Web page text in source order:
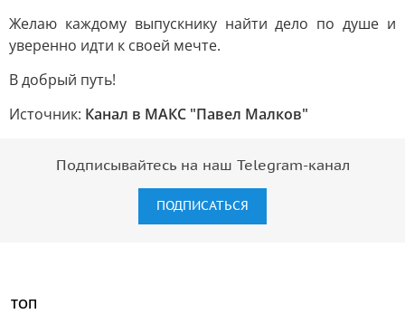
Желаю каждому выпускнику найти дело по душе и
уверенно идти к своей мечте.
В добрый путь!
Источник: Канал в МАКС "Павел Малков"
Подписывайтесь на наш Telegram-канал
ПОДПИСАТЬСЯ
ТОП